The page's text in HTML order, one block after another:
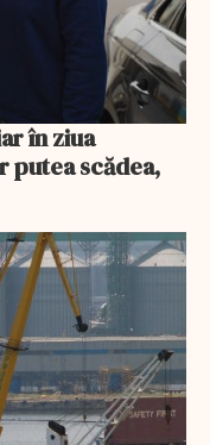
în ziua
putea scădea,